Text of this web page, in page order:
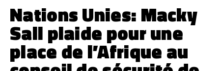
Nations Unies: Macky
Sall plaide pour une
place de l’Afrique au